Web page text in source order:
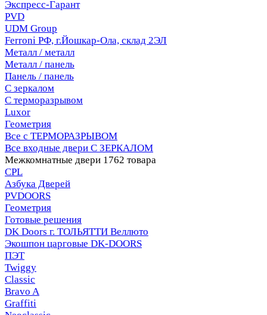
Экспресс-Гарант
PVD
UDM Group
Ferroni РФ, г.Йошкар-Ола, склад 2ЭЛ
Металл / металл
Металл / панель
Панель / панель
С зеркалом
С терморазрывом
Luxor
Геометрия
Все с ТЕРМОРАЗРЫВОМ
Все входные двери С ЗЕРКАЛОМ
Межкомнатные двери 1762 товара
CPL
Азбука Дверей
PVDOORS
Геометрия
Готовые решения
DK Doors г. ТОЛЬЯТТИ Веллюто
Экошпон царговые DK-DOORS
ПЭТ
Twiggy
Classic
Bravo A
Graffiti